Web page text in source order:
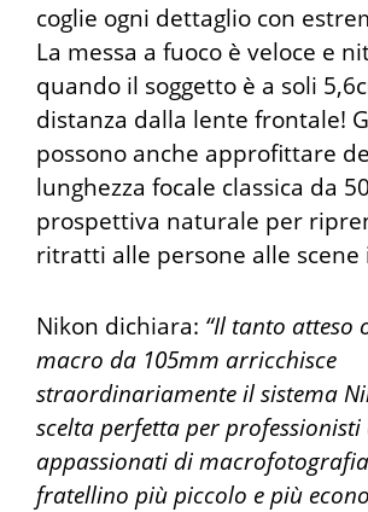
coglie ogni dettaglio con
La messa a fuoco è veloce e
quando il soggetto è a soli
distanza dalla lente frontale!
possono anche approfittare
lunghezza focale classica da
prospettiva naturale per
ritratti alle persone alle scene
Nikon dichiara: “Il tanto atteso
macro da 105mm arricchisce
straordinariamente il sistema
scelta perfetta per professionisti
appassionati di
fratellino più piccolo e più